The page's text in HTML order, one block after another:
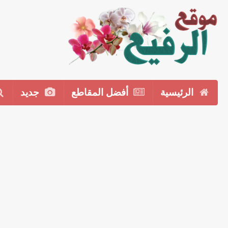
الرئيسية أفضل المقاطع جديد